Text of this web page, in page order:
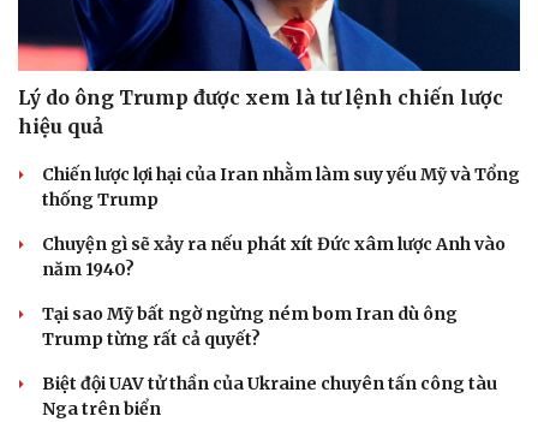
Lý do ông Trump được xem là tư lệnh chiến lược
hiệu quả
Chiến lược lợi hại của Iran nhằm làm suy yếu Mỹ và Tổng
thống Trump
Chuyện gì sẽ xảy ra nếu phát xít Đức xâm lược Anh vào
năm 1940?
Tại sao Mỹ bất ngờ ngừng ném bom Iran dù ông
Trump từng rất cả quyết?
Biệt đội UAV tử thần của Ukraine chuyên tấn công tàu
Nga trên biển